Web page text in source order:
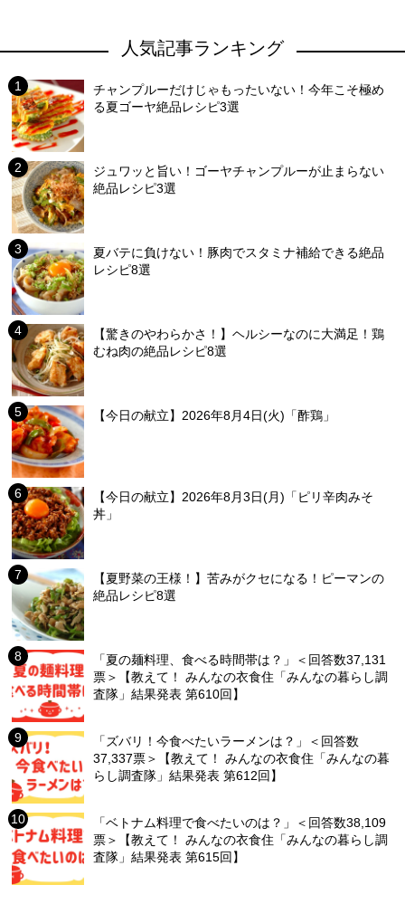
人気記事ランキング
チャンプルーだけじゃもったいない！今年こそ極め
る夏ゴーヤ絶品レシピ3選
ジュワッと旨い！ゴーヤチャンプルーが止まらない
絶品レシピ3選
夏バテに負けない！豚肉でスタミナ補給できる絶品
レシピ8選
【驚きのやわらかさ！】ヘルシーなのに大満足！鶏
むね肉の絶品レシピ8選
【今日の献立】2026年8月4日(火)「酢鶏」
【今日の献立】2026年8月3日(月)「ピリ辛肉みそ
丼」
【夏野菜の王様！】苦みがクセになる！ピーマンの
絶品レシピ8選
「夏の麺料理、食べる時間帯は？」＜回答数37,131
票＞【教えて！ みんなの衣食住「みんなの暮らし調
査隊」結果発表 第610回】
「ズバリ！今食べたいラーメンは？」＜回答数
37,337票＞【教えて！ みんなの衣食住「みんなの暮
らし調査隊」結果発表 第612回】
「ベトナム料理で食べたいのは？」＜回答数38,109
票＞【教えて！ みんなの衣食住「みんなの暮らし調
査隊」結果発表 第615回】